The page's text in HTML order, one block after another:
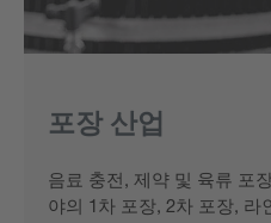
포장 산업
음료 충전, 제약 및 육류 포
야의 1차 포장, 2차 포장, 라